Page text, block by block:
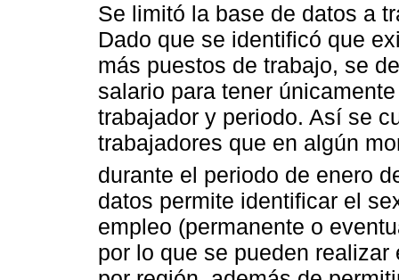
Se limitó la base de datos a
Dado que se identificó que
más puestos de trabajo, se
salario para tener
trabajador y periodo. Así se
trabajadores que en algún
durante el periodo de enero
datos permite identificar el
empleo (permanente o
por lo que se pueden